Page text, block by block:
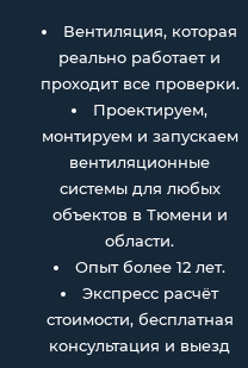
Вентиляция, которая
реально работает и
проходит все проверки.
Проектируем,
монтируем и запускаем
вентиляционные
системы для любых
объектов в Тюмени и
области.
Опыт более 12 лет.
Экспресс расчёт
стоимости, бесплатная
консультация и выезд